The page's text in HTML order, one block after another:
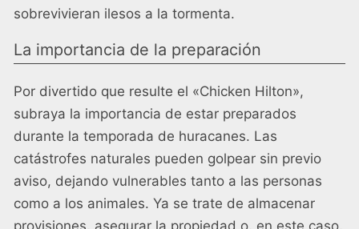
sobrevivieran ilesos a la tormenta.
La importancia de la preparación
Por divertido que resulte el «Chicken Hilton»,
subraya la importancia de estar preparados
durante la temporada de huracanes. Las
catástrofes naturales pueden golpear sin previo
aviso, dejando vulnerables tanto a las personas
como a los animales. Ya se trate de almacenar